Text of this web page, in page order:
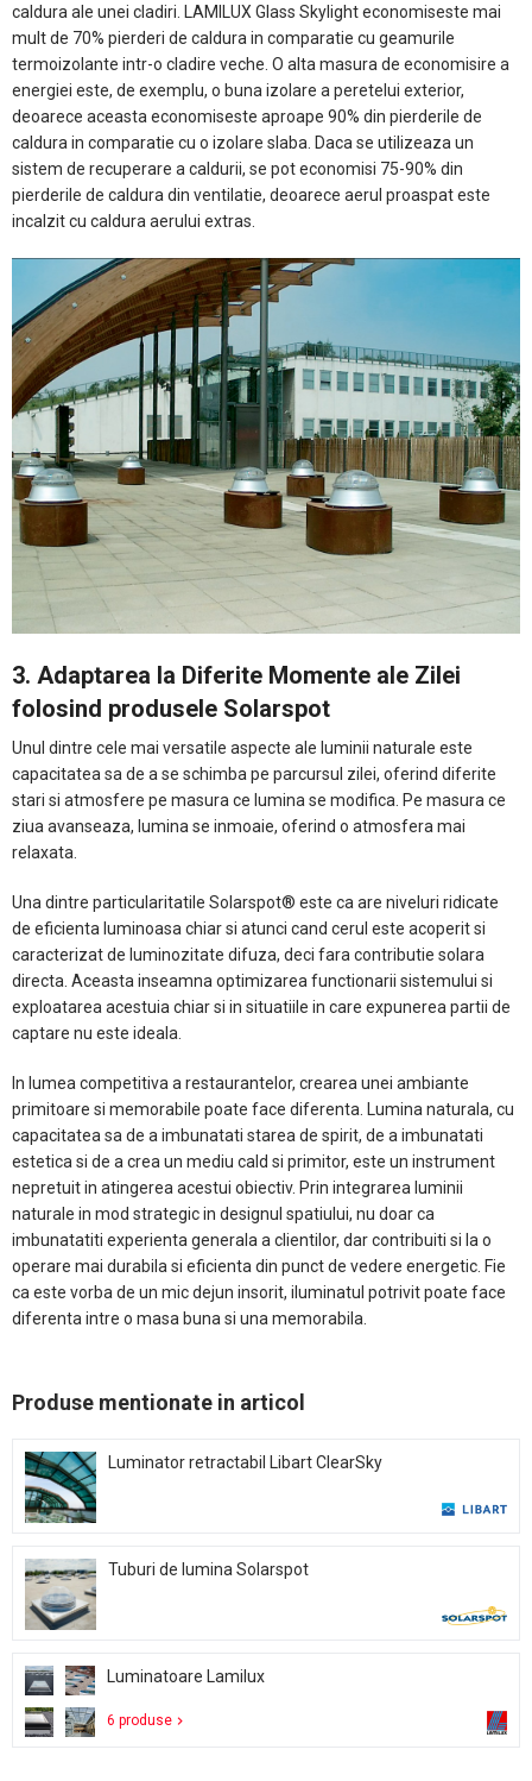
caldura ale unei cladiri. LAMILUX Glass Skylight economiseste mai
mult de 70% pierderi de caldura in comparatie cu geamurile
termoizolante intr-o cladire veche. O alta masura de economisire a
energiei este, de exemplu, o buna izolare a peretelui exterior,
deoarece aceasta economiseste aproape 90% din pierderile de
caldura in comparatie cu o izolare slaba. Daca se utilizeaza un
sistem de recuperare a caldurii, se pot economisi 75-90% din
pierderile de caldura din ventilatie, deoarece aerul proaspat este
incalzit cu caldura aerului extras.
​3. Adaptarea la Diferite Momente ale Zilei
folosind produsele Solarspot
Unul dintre cele mai versatile aspecte ale luminii naturale este
capacitatea sa de a se schimba pe parcursul zilei, oferind diferite
stari si atmosfere pe masura ce lumina se modifica. Pe masura ce
ziua avanseaza, lumina se inmoaie, oferind o atmosfera mai
relaxata.
Una dintre particularitatile Solarspot® este ca are niveluri ridicate
de eficienta luminoasa chiar si atunci cand cerul este acoperit si
caracterizat de luminozitate difuza, deci fara contributie solara
directa. Aceasta inseamna optimizarea functionarii sistemului si
exploatarea acestuia chiar si in situatiile in care expunerea partii de
captare nu este ideala.
In lumea competitiva a restaurantelor, crearea unei ambiante
primitoare si memorabile poate face diferenta. Lumina naturala, cu
capacitatea sa de a imbunatati starea de spirit, de a imbunatati
estetica si de a crea un mediu cald si primitor, este un instrument
nepretuit in atingerea acestui obiectiv. Prin integrarea luminii
naturale in mod strategic in designul spatiului, nu doar ca
imbunatatiti experienta generala a clientilor, dar contribuiti si la o
operare mai durabila si eficienta din punct de vedere energetic. Fie
ca este vorba de un mic dejun insorit, iluminatul potrivit poate face
diferenta intre o masa buna si una memorabila.​​
Produse mentionate in articol
Luminator retractabil Libart ClearSky
Tuburi de lumina Solarspot
Luminatoare Lamilux
6 produse